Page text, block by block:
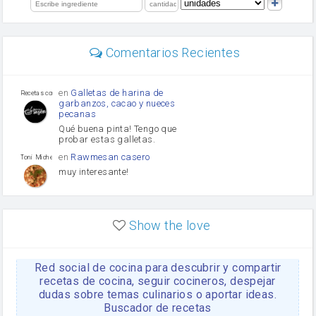
limón
Comentarios Recientes
Recetas con sazon
en Galletas de harina de
garbanzos, cacao y nueces
pecanas
Qué buena pinta! Tengo que
probar estas galletas.
Toni Michel Caubet
en Rawmesan casero
muy interesante!
enLasaña casera fácil y
HOJALDROSA TV
enGachas de la abuela
Rosa
https://youtu.be/Mz69gcVO3sI
Show the love
Red social de cocina para descubrir y compartir
recetas de cocina, seguir cocineros, despejar
dudas sobre temas culinarios o aportar ideas.
Buscador de recetas